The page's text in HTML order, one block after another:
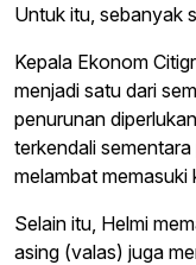
Untuk itu, sebanyak
Kepala Ekonom
menjadi satu dari
penurunan
terkendali
melambat
Selain itu, Helmi
asing (valas) juga